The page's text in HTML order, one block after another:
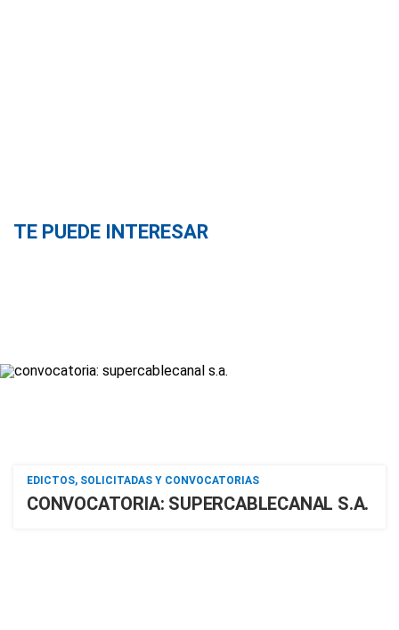
TE PUEDE INTERESAR
EDICTOS, SOLICITADAS Y CONVOCATORIAS
CONVOCATORIA: SUPERCABLECANAL S.A.